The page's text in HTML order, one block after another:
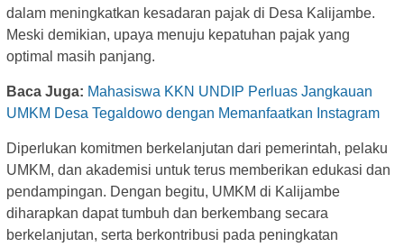
dalam meningkatkan kesadaran pajak di Desa Kalijambe.
Meski demikian, upaya menuju kepatuhan pajak yang
optimal masih panjang.
Baca Juga: Mahasiswa KKN UNDIP Perluas Jangkauan
UMKM Desa Tegaldowo dengan Memanfaatkan Instagram
Diperlukan komitmen berkelanjutan dari pemerintah, pelaku
UMKM, dan akademisi untuk terus memberikan edukasi dan
pendampingan. Dengan begitu, UMKM di Kalijambe
diharapkan dapat tumbuh dan berkembang secara
berkelanjutan, serta berkontribusi pada peningkatan